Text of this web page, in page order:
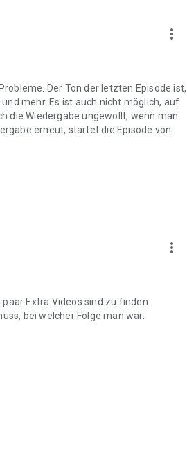
more_vert
Der Ton der letzten Episode ist,
mehr. Es ist auch nicht möglich, auf
die Wiedergabe ungewollt, wenn man
erneut, startet die Episode von
more_vert
Extra Videos sind zu finden.
bei welcher Folge man war.